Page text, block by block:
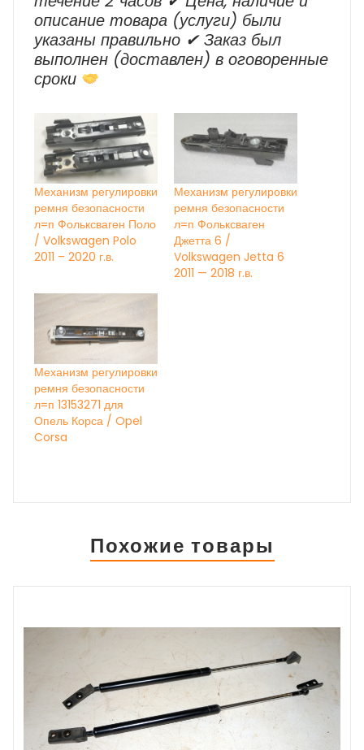
описание товара (услуги) были
указаны правильно ✔ Заказ был
выполнен (доставлен) в оговоренные
сроки
Механизм регулировки
ремня безопасности
л=п Фольксваген Поло
/ Volkswagen Polo
2011 – 2020 г.в.
Механизм регулировки
ремня безопасности
л=п Фольксваген
Джетта 6 /
Volkswagen Jetta 6
2011 — 2018 г.в.
Механизм регулировки
ремня безопасности
л=п 13153271 для
Опель Корса / Opel
Corsa
Похожие товары